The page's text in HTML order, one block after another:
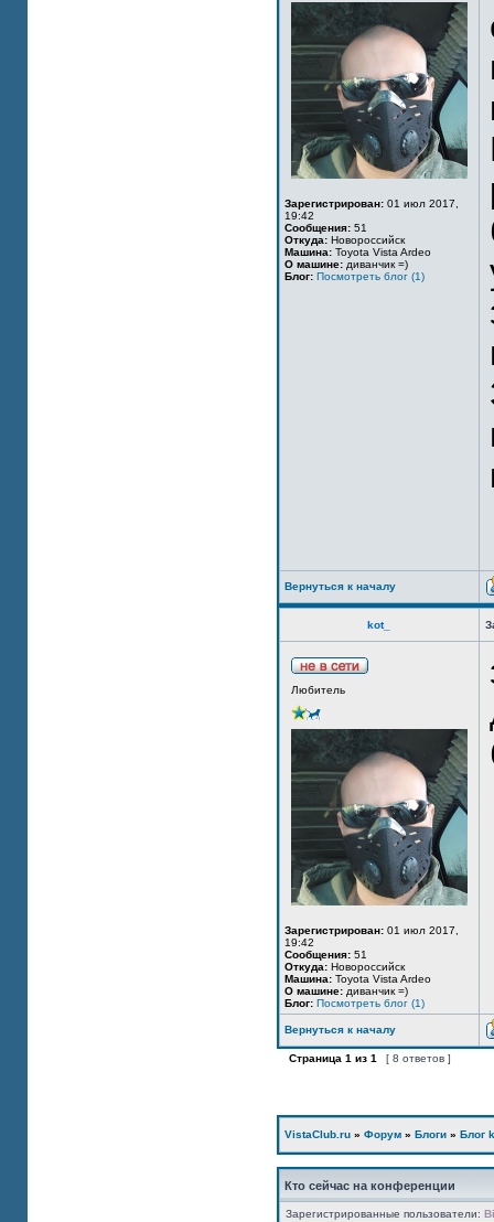
Зарегистрирован: 01 июл 2017,
19:42
Сообщения: 51
Откуда: Новороссийск
Машина: Toyota Vista Ardeo
О машине: диванчик =)
Блог: Посмотреть блог (1)
Вернуться к началу
kot_
Любитель
Зарегистрирован: 01 июл 2017,
19:42
Сообщения: 51
Откуда: Новороссийск
Машина: Toyota Vista Ardeo
О машине: диванчик =)
Блог: Посмотреть блог (1)
Вернуться к началу
Страница 1 из 1 [ 8 ответов ]
VistaClub.ru » Форум » Блоги » Блог
Кто сейчас на конференции
Зарегистрированные пользователи: